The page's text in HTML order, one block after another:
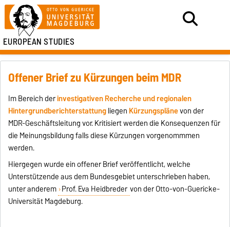
EUROPEAN STUDIES
Offener Brief zu Kürzungen beim MDR
Im Bereich derinvestigativen Recherche und regionalen
Hintergrundberichterstattungliegen Kürzungsplänevon der
MDR-Geschäftsleitung vor. Kritisiert werden die Konsequenzen für
die Meinungsbildung falls diese Kürzungen vorgenommmen
werden.
Hiergegen wurde ein offener Brief veröffentlicht, welche
Unterstützende aus dem Bundesgebiet unterschrieben haben,
unter anderem Prof. Eva Heidbreder von der Otto-von-Guericke-
Universität Magdeburg.